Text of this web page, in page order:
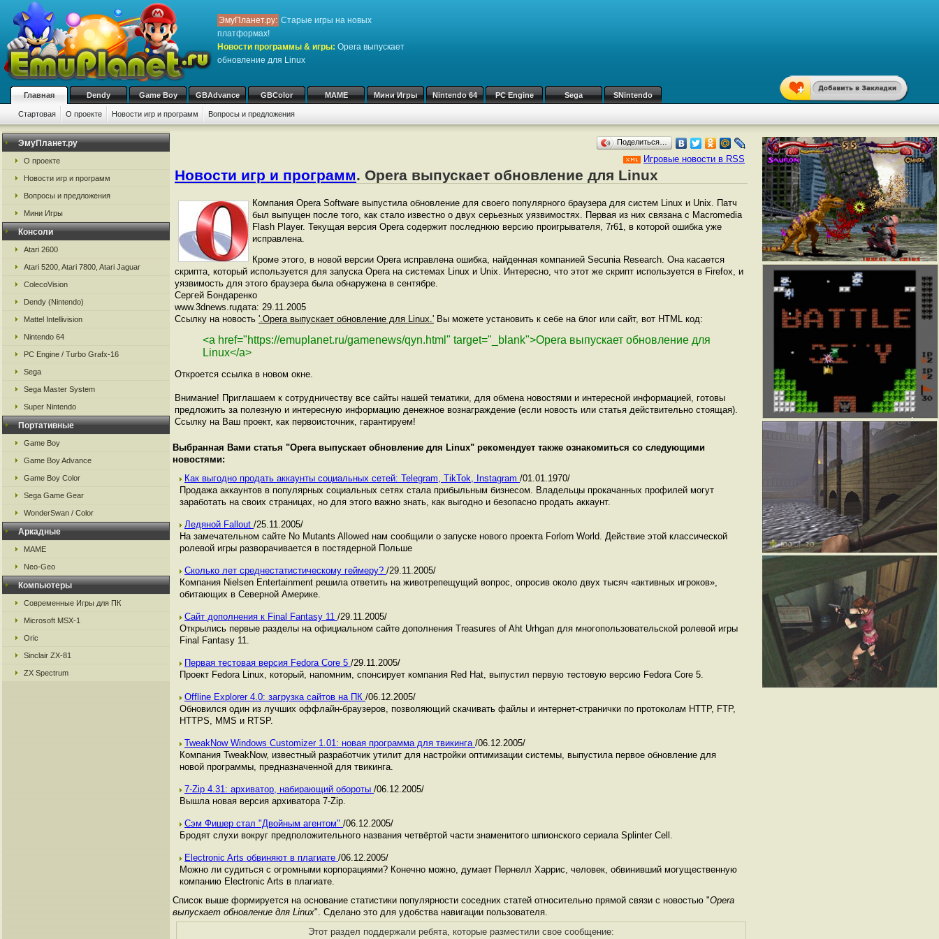
ЭмуПланет.ру: Старые игры на новых
платформах!
Новости программы & игры: Opera выпускает
обновление для Linux
Главная Dendy Game Boy GBAdvance GBColor MAME Мини Игры Nintendo 64 PC Engine Sega SNintendo
Стартовая О проекте Новости игр и программ Вопросы и предложения
ЭмуПланет.ру
О проекте
Новости игр и программ
Вопросы и предложения
Мини Игры
Консоли
Atari 2600
Atari 5200, Atari 7800, Atari Jaguar
ColecoVision
Dendy (Nintendo)
Mattel Intellivision
Nintendo 64
PC Engine / Turbo Grafx-16
Sega
Sega Master System
Super Nintendo
Портативные
Game Boy
Game Boy Advance
Game Boy Color
Sega Game Gear
WonderSwan / Color
Аркадные
MAME
Neo-Geo
Компьютеры
Современные Игры для ПК
Microsoft MSX-1
Oric
Sinclair ZX-81
ZX Spectrum
Поделиться…
Игровые новости в RSS
Новости игр и программ. Opera выпускает обновление для Linux
Компания Opera Software выпустила обновление для своего популярного браузера для систем Linux и Unix. Патч
был выпущен после того, как стало известно о двух серьезных уязвимостях. Первая из них связана с Macromedia
Flash Player. Текущая версия Opera содержит последнюю версию проигрывателя, 7r61, в которой ошибка уже
исправлена.
Кроме этого, в новой версии Opera исправлена ошибка, найденная компанией Secunia Research. Она касается
скрипта, который используется для запуска Opera на системах Linux и Unix. Интересно, что этот же скрипт используется в Firefox, и
уязвимость для этого браузера была обнаружена в сентябре.
Сергей Бондаренко
www.3dnews.ruдата: 29.11.2005
Ссылку на новость '.Opera выпускает обновление для Linux.' Вы можете установить к себе на блог или сайт, вот HTML код:
<a href="https://emuplanet.ru/gamenews/qyn.html" target="_blank">Opera выпускает обновление для
Linux</a>
Откроется ссылка в новом окне.
Внимание! Приглашаем к сотрудничеству все сайты нашей тематики, для обмена новостями и интересной информацией, готовы
предложить за полезную и интересную информацию денежное вознаграждение (если новость или статья действительно стоящая).
Ссылку на Ваш проект, как первоисточник, гарантируем!
Выбранная Вами статья "Opera выпускает обновление для Linux" рекомендует также ознакомиться со следующими
новостями:
Как выгодно продать аккаунты социальных сетей: Telegram, TikTok, Instagram /01.01.1970/
Продажа аккаунтов в популярных социальных сетях стала прибыльным бизнесом. Владельцы прокачанных профилей могут
заработать на своих страницах, но для этого важно знать, как выгодно и безопасно продать аккаунт.
Ледяной Fallout /25.11.2005/
На замечательном сайте No Mutants Allowed нам сообщили о запуске нового проекта Forlorn World. Действие этой классической
ролевой игры разворачивается в постядерной Польше
Сколько лет среднестатистическому геймеру? /29.11.2005/
Компания Nielsen Entertainment решила ответить на животрепещущий вопрос, опросив около двух тысяч «активных игроков»,
обитающих в Северной Америке.
Сайт дополнения к Final Fantasy 11 /29.11.2005/
Открылись первые разделы на официальном сайте дополнения Treasures of Aht Urhgan для многопользовательской ролевой игры
Final Fantasy 11.
Первая тестовая версия Fedora Core 5 /29.11.2005/
Проект Fedora Linux, который, напомним, спонсирует компания Red Hat, выпустил первую тестовую версию Fedora Core 5.
Offline Explorer 4.0: загрузка сайтов на ПК /06.12.2005/
Обновился один из лучших оффлайн-браузеров, позволяющий скачивать файлы и интернет-странички по протоколам HTTP, FTP,
HTTPS, MMS и RTSP.
TweakNow Windows Customizer 1.01: новая программа для твикинга /06.12.2005/
Компания TweakNow, известный разработчик утилит для настройки оптимизации системы, выпустила первое обновление для
новой программы, предназначенной для твикинга.
7-Zip 4.31: архиватор, набирающий обороты /06.12.2005/
Вышла новая версия архиватора 7-Zip.
Сэм Фишер стал "Двойным агентом" /06.12.2005/
Бродят слухи вокруг предположительного названия четвёртой части знаменитого шпионского сериала Splinter Cell.
Electronic Arts обвиняют в плагиате /06.12.2005/
Можно ли судиться с огромными корпорациями? Конечно можно, думает Пернелл Харрис, человек, обвинивший могущественную
компанию Electronic Arts в плагиате.
Список выше формируется на основание статистики популярности соседних статей относительно прямой связи с новостью "Opera
выпускает обновление для Linux". Сделано это для удобства навигации пользователя.
Этот раздел поддержали ребята, которые разместили свое сообщение: